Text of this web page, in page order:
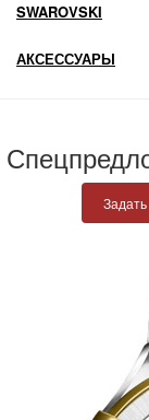
SWAROVSKI
АКСЕССУАРЫ